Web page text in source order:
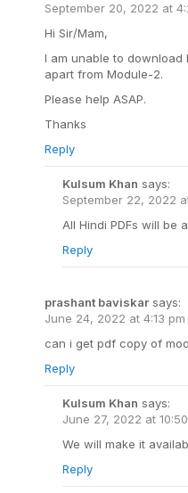
September 20, 2022 at
Hi Sir/Mam,
I am unable to
apart from Module-2.
Please help ASAP.
Thanks
Reply
Kulsum Khan says:
September 22, 2022
All Hindi PDFs will be
Reply
prashant baviskar says:
June 24, 2022 at 4:13 pm
can i get pdf copy of
Reply
Kulsum Khan says:
June 27, 2022 at
We will make it
Reply